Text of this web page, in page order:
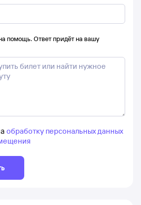
помощь. Ответ придёт на вашу
обработку персональных данных